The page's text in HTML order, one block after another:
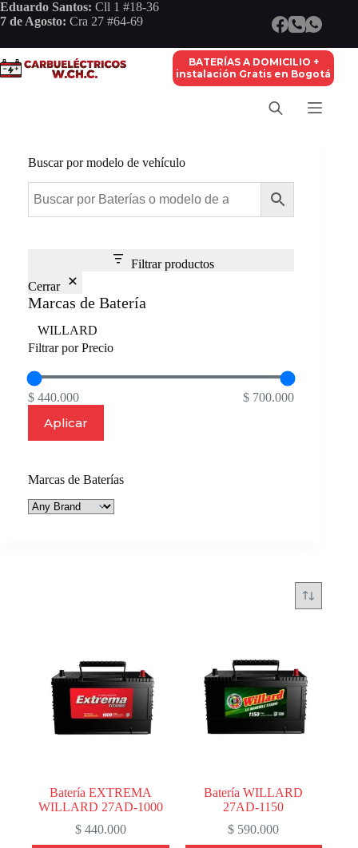
Saltar
al
Eduardo Santos: Cll 1 #18-36
7 de Agosto: Cra 27 #64-69
BATERÍAS A DOMICILIO +
instalación Gratis en Bogotá
Batería EXTREMA
WILLARD 27AD-1000
$440.000
Batería WILLARD
27AD-1150
$ 590.000
Buscar por modelo de vehículo
Filtrar productos
Cerrar
Marcas de Batería
Marca
WILLARD
Filtrar por Precio
$ 440.000 $ 700.000
Aplicar
Marcas de Baterías